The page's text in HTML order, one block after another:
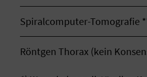
Spiralcomputer-Tomografie
Röntgen Thorax (kein